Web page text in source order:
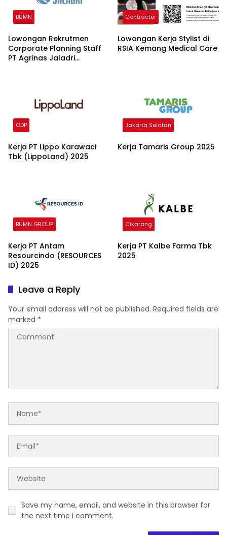
BUMN
Lowongan Rekrutmen
Corporate Planning Staff
PT Agrinas Jaladri
Contractor
Lowongan Kerja Stylist di
RSIA Kemang Medical Care
ODP
Kerja PT Lippo Karawaci
Tbk (LippoLand) 2025
Jakarta Selatan
Kerja Tamaris Group 2025
BUMN GROUP
Kerja PT Antam
Resourcindo (RESOURCES
ID) 2025
Cikarang
Kerja PT Kalbe Farma Tbk
2025
Leave a Reply
Your email address will not be published. Required fields are
marked *
Save my name, email, and website in this browser for
the next time I comment.